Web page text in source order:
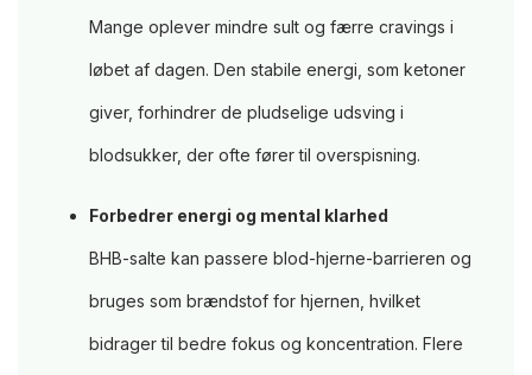
Mange oplever mindre sult og færre cravings i
løbet af dagen. Den stabile energi, som ketoner
giver, forhindrer de pludselige udsving i
blodsukker, der ofte fører til overspisning.
Forbedrer energi og mental klarhed
BHB-salte kan passere blod-hjerne-barrieren og
bruges som brændstof for hjernen, hvilket
bidrager til bedre fokus og koncentration. Flere